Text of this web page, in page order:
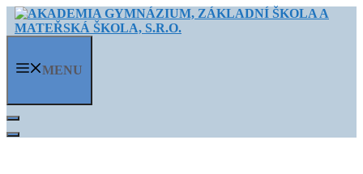
Přeskočit
na
MENU